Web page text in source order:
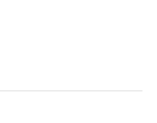
le site www.ordi-